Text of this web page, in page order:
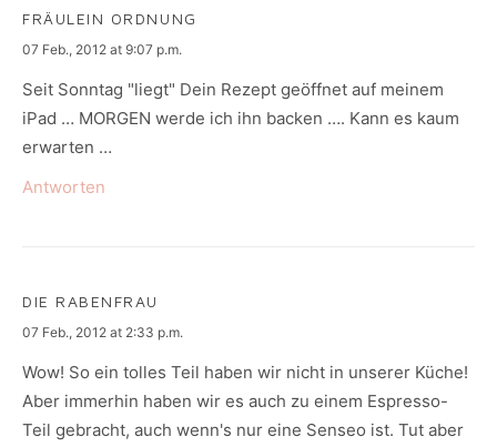
FRÄULEIN ORDNUNG
says:
07 Feb., 2012 at 9:07 p.m.
Seit Sonntag "liegt" Dein Rezept geöffnet auf meinem
iPad … MORGEN werde ich ihn backen …. Kann es kaum
erwarten …
Antworten
DIE RABENFRAU
says:
07 Feb., 2012 at 2:33 p.m.
Wow! So ein tolles Teil haben wir nicht in unserer Küche!
Aber immerhin haben wir es auch zu einem Espresso-
Teil gebracht, auch wenn's nur eine Senseo ist. Tut aber